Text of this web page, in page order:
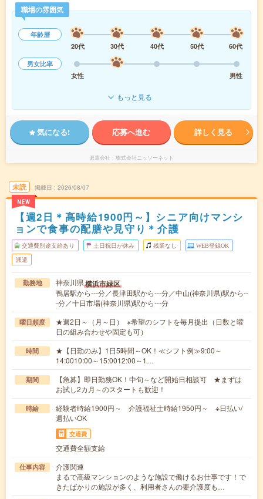
職場の雰囲気
年齢層
20代
30代 40代 50代
60代
男女比率
女性
男性
もっと見る
気になる! 応募へ進む 詳しく見る
派遣会社 株式会社ニッソーネット
未読
NEW
掲載日 2026/08/07
【週2日＊高時給1900円～】シニア向けマンシ
ョンで食事の配膳や見守り＊介護
交通費別途支給あり 土日祝日が休み 残業なし WEB登録OK
派遣
勤務地 神奈川県横浜市緑区
鴨居駅から---分／長津田駅から---分／中山(神奈川県)駅から--
-分／十日市場(神奈川県)駅から---分
曜日頻度
★週2日～（月～日） ※希望のシフトを毎月提出（日数と曜
日の組み合わせや固定も可）
時間
★【日勤のみ】1日5時間～OK！≪シフト例≫9:00～
14:0010:00～15:0012:00～1…
期間
【急募】即日勤務OK！中旬～など開始日相談可 ★まずは
お試し2カ月～のスタートも歓迎！
時給
経験者時給1900円～ 介護福祉士時給1950円～ ※日払い/
週払いOK
交通費
交通費全額支給
仕事内容
介護関連
まるで高級マンションのような施設で働けるお仕事です！で
きたばかりの施設が多く、利用者さんの要介護度も…